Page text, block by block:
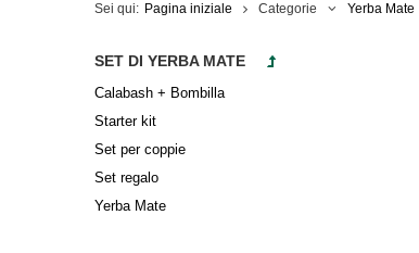
Sei qui: Pagina iniziale Categorie Yerba Mate
SET DI YERBA MATE
Calabash + Bombilla
Starter kit
Set per coppie
Set regalo
Yerba Mate